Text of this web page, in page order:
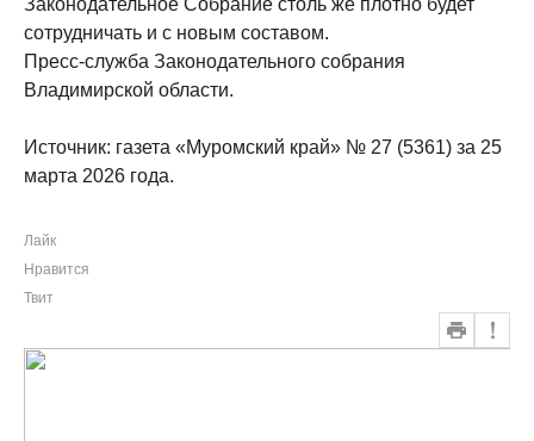
Законодательное Собрание столь же плотно будет
сотрудничать и с новым составом.
Пресс-служба Законодательного собрания
Владимирской области.
Источник: газета «Муромский край» № 27 (5361) за 25
марта 2026 года.
Лайк
Нравится
Твит